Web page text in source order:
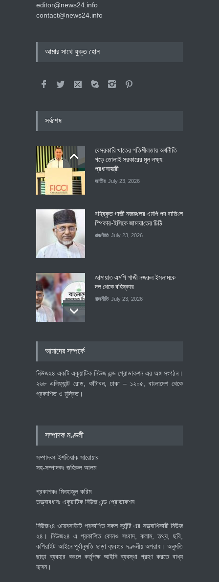
editor@news24.info
contact@news24.info
আমার সাথে যুক্ত হোন
সর্বশেষ
বেসরকারি খাতের গতিশীলতায় অর্থনীতি
গড়ে তোলাই সরকারের মূল লক্ষ্য:
প্রধানমন্ত্রী
জাতীয় July 23, 2026
বহিষ্কৃত গাজী নজরু‌লের এম‌পি পদ বা‌তি‌লে
স্পিকার-ইসিকে জামায়া‌তের চি‌ঠি
রাজনীতি July 23, 2026
জামায়াত এমপি গাজী নজরুল ইসলামকে
দল থেকে বহিষ্কার
রাজনীতি July 23, 2026
আমাদের সম্পর্কে
নিউজ২৪ একটি একুয়াটিক নিউজ এন্ড প্রোডাকশন এর অঙ্গ সংগঠন।
২৬৮ এলিফ্যান্ট রোড, কাঁটাবন, ঢাকা – ১২০৫, বাংলাদেশ থেকে
প্রকাশিত ও মুদ্রিত।
সম্পাদক মণ্ডলী
সম্পাদকঃ ইশতিয়াক সারোয়ার
সহ-সম্পাদকঃ জহিরুল আলম
প্রকাশকঃ মিনহাজুল করিম
তত্ত্বাবধানঃ একুয়াটিক নিউজ এন্ড প্রোডাকশন
নিউজ২৪ ওয়েবসাইটে প্রকাশিত সকল কন্টেন্ট এর সত্ত্বাধিকারী নিউজ
২৪। নিউজ২৪ এ প্রকাশিত কোনও সংবাদ, কলাম, তথ্য, ছবি,
কপিরাইট আইনে পূর্বানুমতি ছাড়া ব্যবহার দণ্ডনীয় অপরাধ। অনুমতি
ছাড়া ব্যবহার করলে কর্তৃপক্ষ আইনি ব্যবস্থা গ্রহণ করতে বাধ্য
হবেন।